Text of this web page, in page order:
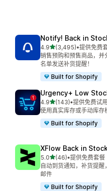
Notify! Back in
4.9星（满分 5 星）
(3,495)
总共 3495 条评论
•提供免费
销售预购和预售商品，并
名单发送补货提醒！
Built for Shopify
Urgency+ Low
4.9星（满分 5 星）
(143)
总共 143 条评论
•提供免费试用
使用真实库存或手动库存
Built for Shopify
XFlow Back in
5.0星（满分 5 星）
(46)
总共 46 条评论
•提供免费套餐
自动到货通知，补货提
邮件
Built for Shopify